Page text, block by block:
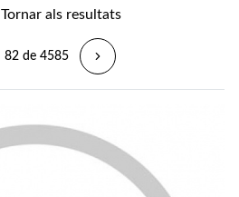
Tornar als resultats
82 de 4585